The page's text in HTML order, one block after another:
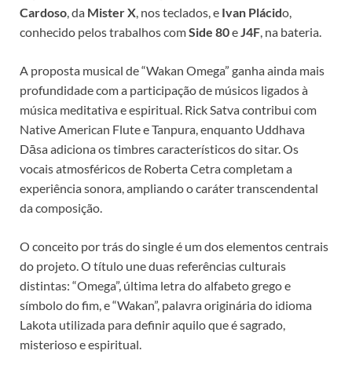
Cardoso , da Mister X , nos teclados, e Ivan Plácido,
conhecido pelos trabalhos comSide 80e J4F , na bateria.
A proposta musical de “Wakan Omega” ganha ainda mais
profundidade com a participação de músicos ligados à
música meditativa e espiritual. Rick Satva contribui com
Native American Flute e Tanpura, enquanto Uddhava
Dāsa adiciona os timbres característicos do sitar. Os
vocais atmosféricos de Roberta Cetra completam a
experiência sonora, ampliando o caráter transcendental
da composição.
O conceito por trás do single é um dos elementos centrais
do projeto. O título une duas referências culturais
distintas: “Omega”, última letra do alfabeto grego e
símbolo do fim, e “Wakan”, palavra originária do idioma
Lakota utilizada para definir aquilo que é sagrado,
misterioso e espiritual.